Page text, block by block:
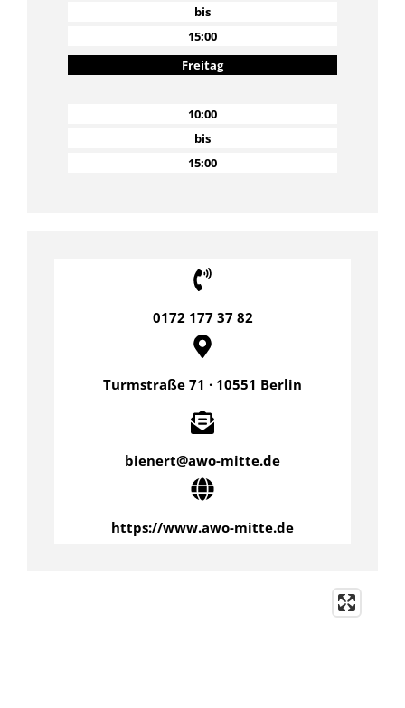
bis
15:00
Freitag
10:00
bis
15:00
0172 177 37 82
Turmstraße 71 · 10551 Berlin
bienert@awo-mitte.de
https://www.awo-mitte.de